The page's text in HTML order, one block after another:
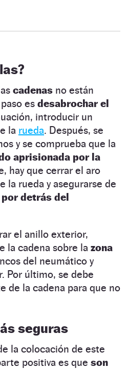
cadenas no están
es desabrochar el
introducir un
la rueda. Después, se
y se comprueba que la
aprisionada por la
hay que cerrar el aro
la rueda y asegurarse de
detrás del
el anillo exterior,
la cadena sobre la zona
del neumático y
Por último, se debe
de la cadena para que no
seguras
la colocación de este
positiva es que son